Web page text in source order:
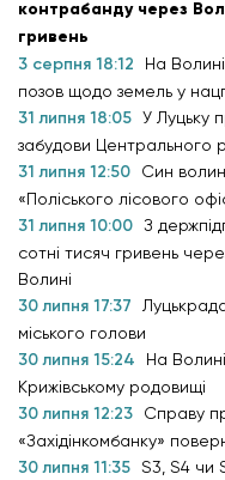
контрабанду через
гривень
3 серпня 18:12
На
позов щодо земель у
31 липня 18:05 У Луцьку
забудови Центрального
31 липня 12:50
Син
«Поліського лісового
31 липня 10:00 З
сотні тисяч гривень
Волині
30 липня 17:37
міського голови
30 липня 15:24
На
Крижівському родовищі
30 липня 12:23
Справу
«Західінкомбанку»
30 липня 11:35 S3, S4 чи